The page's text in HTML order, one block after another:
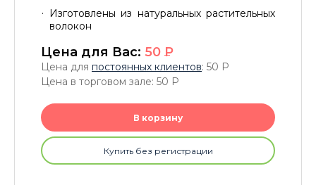
Изготовлены из натуральных растительных
волокон
Цена для Вас: 50 P
Цена для постоянных клиентов: 50 P
Цена в торговом зале: 50 P
В корзину
Купить без регистрации